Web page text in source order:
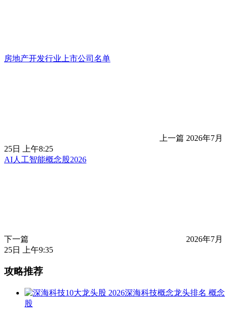
房地产开发行业上市公司名单
上一篇 2026年7月
25日 上午8:25
AI人工智能概念股2026
下一篇
2026年7月
25日 上午9:35
攻略推荐
概念
股